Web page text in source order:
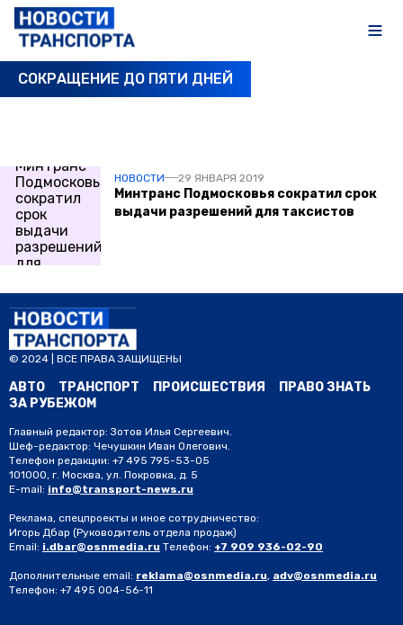
СОКРАЩЕНИЕ ДО ПЯТИ ДНЕЙ
НОВОСТИ 29 ЯНВАРЯ 2019
Минтранс Подмосковья сократил срок
выдачи разрешений для таксистов
© 2024 | ВСЕ ПРАВА ЗАЩИЩЕНЫ
АВТО ТРАНСПОРТ ПРОИСШЕСТВИЯ
ПРАВО ЗНАТЬ
ЗА РУБЕЖОМ
Главный редактор: Зотов Илья Сергеевич.
Шеф-редактор: Чечушкин Иван Олегович.
Телефон редакции: +7 495 795-53-05
101000, г. Москва, ул. Покровка, д. 5
E-mail: info@transport-news.ru
Реклама, спецпроекты и иное сотрудничество:
Игорь Дбар (Руководитель отдела продаж)
Email: i.dbar@osnmedia.ru Телефон: +7 909 936-02-90
Дополнительные email: reklama@osnmedia.ru, adv@osnmedia.ru
Телефон: +7 495 004-56-11